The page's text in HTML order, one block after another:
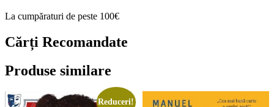
La cumpăraturi de peste 100€
Cărți Recomandate
Produse similare
Reduceri!